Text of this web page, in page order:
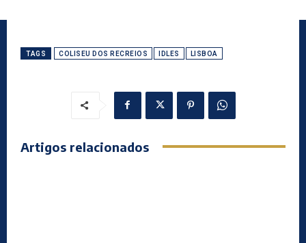
TAGS COLISEU DOS RECREIOS IDLES LISBOA
Artigos relacionados